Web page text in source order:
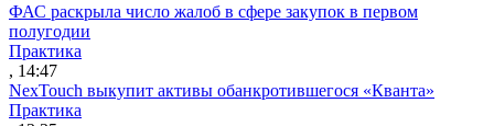
ФАС раскрыла число жалоб в сфере закупок в первом
полугодии
Практика
, 14:47
NexTouch выкупит активы обанкротившегося «Кванта»
Практика